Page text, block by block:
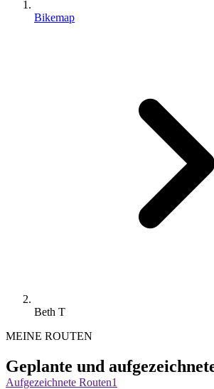
Bikemap
Beth T
MEINE ROUTEN
Geplante und
Aufgezeichnete Routen1